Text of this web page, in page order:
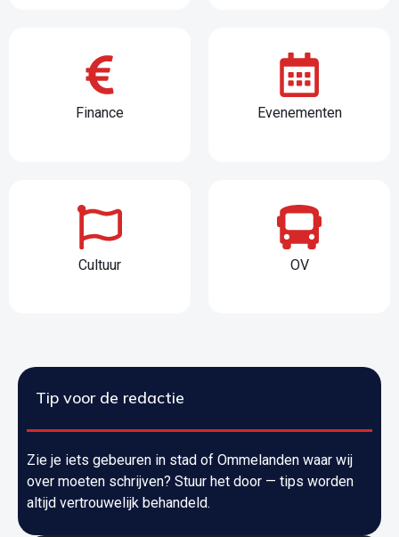
Finance Evenementen
Cultuur OV
Tip voor de redactie
Zie je iets gebeuren in stad of Ommelanden waar wij
over moeten schrijven? Stuur het door — tips worden
altijd vertrouwelijk behandeld.